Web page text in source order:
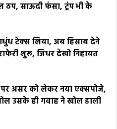
साऊदी फंसा, ट्रंप भी के
टेक्स लिया, अब हिसाब देने
शुरू, जिधर देखो निहायत
असर को लेकर नया एक्सपोजे,
उसके ही गवाह ने खोल डाली